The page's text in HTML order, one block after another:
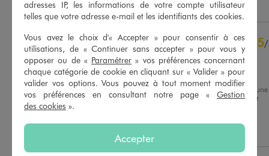
4étoiles
1
2étoiles
0
1étoile 0
Trier les avis
Utile(0) Signaler
5/
Avis vérifié et récompensé
Confortable et bien taillé
Avis du25/03/2026 , suite à une
expérience du12/03/2026
par
adresses IP, les informations de votre compte utilisateur
telles que votre adresse e-mail et les identifiants des cookies.
Vous avez le choix d'« Accepter » pour consentir à ces
utilisations, de « Continuer sans accepter » pour vous y
opposer ou de « Paramétrer » vos préférences concernant
chaque catégorie de cookie en cliquant sur « Valider » pour
valider vos options. Vous pouvez à tout moment modifier
vos préférences en consultant notre page « Gestion
des cookies ».
Accepter